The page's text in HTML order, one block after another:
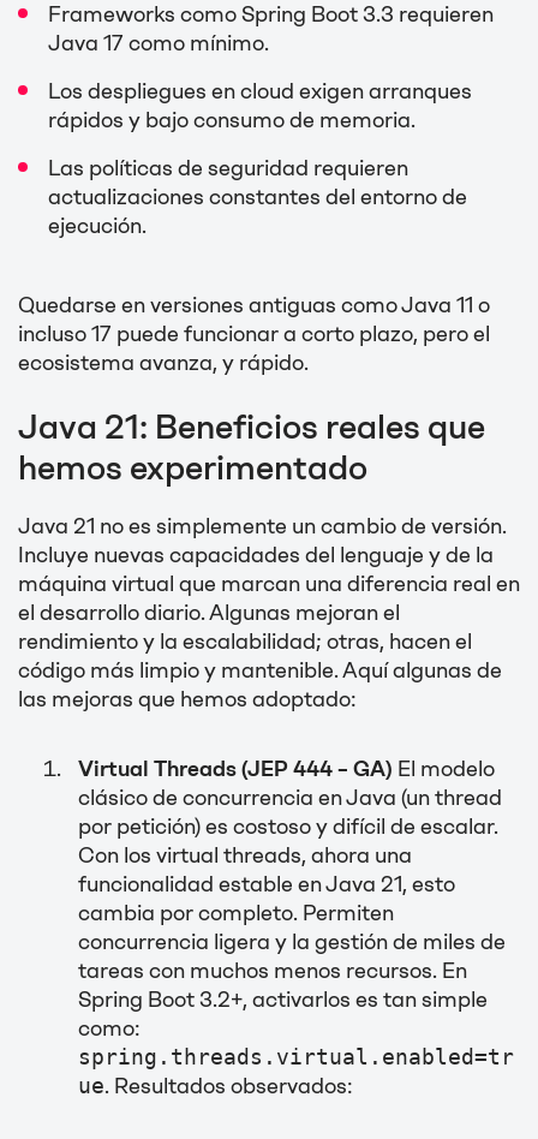
Frameworks como Spring Boot 3.3 requieren
Java 17 como mínimo.
Los despliegues en cloud exigen arranques
rápidos y bajo consumo de memoria.
Las políticas de seguridad requieren
actualizaciones constantes del entorno de
ejecución.
Quedarse en versiones antiguas como Java 11 o
incluso 17 puede funcionar a corto plazo, pero el
ecosistema avanza, y rápido.
Java 21: Beneficios reales que
hemos experimentado
Java 21 no es simplemente un cambio de versión.
Incluye nuevas capacidades del lenguaje y de la
máquina virtual que marcan una diferencia real en
el desarrollo diario. Algunas mejoran el
rendimiento y la escalabilidad; otras, hacen el
código más limpio y mantenible. Aquí algunas de
las mejoras que hemos adoptado:
Virtual Threads (JEP 444 – GA) El modelo
clásico de concurrencia en Java (un thread
por petición) es costoso y difícil de escalar.
Con los virtual threads, ahora una
funcionalidad estable en Java 21, esto
cambia por completo. Permiten
concurrencia ligera y la gestión de miles de
tareas con muchos menos recursos. En
Spring Boot 3.2+, activarlos es tan simple
como:
spring.threads.virtual.enabled=tr
ue. Resultados observados: